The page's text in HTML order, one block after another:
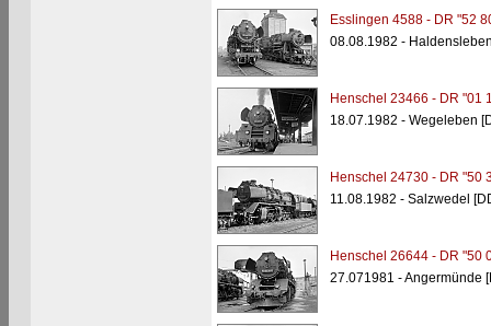
Esslingen 4588 - DR "52
08.08.1982 -
Henschel 23466 - DR "01
18.07.1982 - Wegeleben
Henschel 24730 - DR "50
11.08.1982 - Salzwedel
Henschel 26644 - DR "50
27.071981 - Angermünde